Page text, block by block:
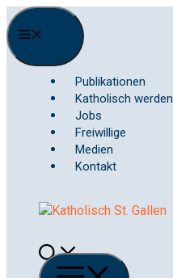
Springe
zum
Inhalt
Publikationen
Katholisch werden
Jobs
Freiwillige
Medien
Kontakt